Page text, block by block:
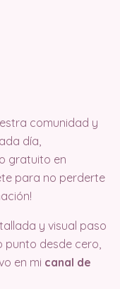
comunidad y
día,
gratuito en
para no perderte
y visual paso
punto desde cero,
en mi canal de